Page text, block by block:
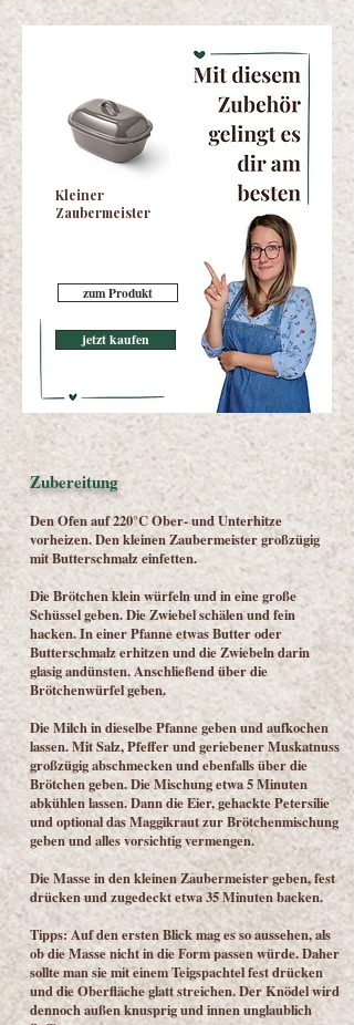
jetzt kaufen
zum Produkt
Kleiner
Zaubermeister
Zubereitung
Den Ofen auf 220°C Ober- und Unterhitze
vorheizen. Den kleinen Zaubermeister großzügig
mit Butterschmalz einfetten.
Die Brötchen klein würfeln und in eine große
Schüssel geben. Die Zwiebel schälen und fein
hacken. In einer Pfanne etwas Butter oder
Butterschmalz erhitzen und die Zwiebeln darin
glasig andünsten. Anschließend über die
Brötchenwürfel geben.
Die Milch in dieselbe Pfanne geben und aufkochen
lassen. Mit Salz, Pfeffer und geriebener Muskatnuss
großzügig abschmecken und ebenfalls über die
Brötchen geben. Die Mischung etwa 5 Minuten
abkühlen lassen. Dann die Eier, gehackte Petersilie
und optional das Maggikraut zur Brötchenmischung
geben und alles vorsichtig vermengen.
Die Masse in den kleinen Zaubermeister geben, fest
drücken und zugedeckt etwa 35 Minuten backen.
Tipps: Auf den ersten Blick mag es so aussehen, als
ob die Masse nicht in die Form passen würde. Daher
sollte man sie mit einem Teigspachtel fest drücken
und die Oberfläche glatt streichen. Der Knödel wird
dennoch außen knusprig und innen unglaublich